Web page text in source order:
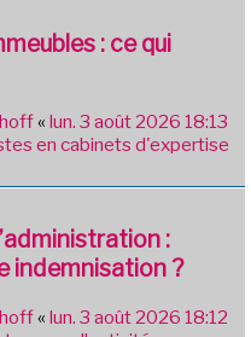
: ce qui
« lun. 3 août 2026 18:13
en cabinets d'expertise
:
indemnisation ?
« lun. 3 août 2026 18:12